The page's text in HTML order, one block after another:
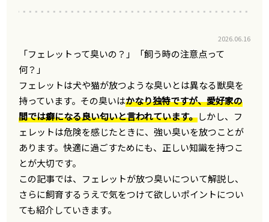
2026.06.16
「フェレットって臭いの？」「飼う時の注意点って
何？」
フェレットは犬や猫が放つような臭いとは異なる獣臭を
持っています。その臭いはかなり独特ですが、愛好家の
間では癖になる良い匂いと言われています。しかし、フ
ェレットは危険を感じたときに、強い臭いを放つことが
あります。快適に過ごすためにも、正しい知識を持つこ
とが大切です。
この記事では、フェレットが放つ臭いについて解説し、
さらに飼育するうえで気をつけて欲しいポイントについ
ても紹介していきます。